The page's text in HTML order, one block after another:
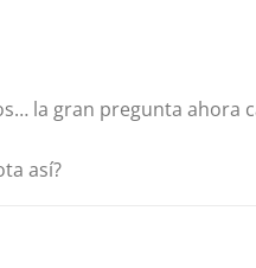
la gran pregunta ahora
así?